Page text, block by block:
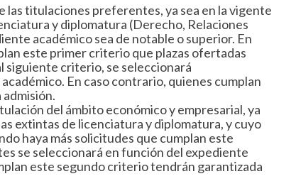
las titulaciones preferentes, ya sea en la vigente
y diplomatura (Derecho, Relaciones
académico sea de notable o superior. En
este primer criterio que plazas ofertadas
siguiente criterio, se seleccionará
En caso contrario, quienes cumplan
del ámbito económico y empresarial, ya
extintas de licenciatura y diplomatura, y cuyo
haya más solicitudes que cumplan este
se seleccionará en función del expediente
este segundo criterio tendrán garantizada